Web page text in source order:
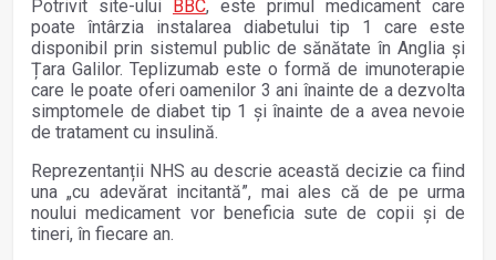
Potrivit site-ului BBC, este primul medicament care
poate întârzia instalarea diabetului tip 1 care este
disponibil prin sistemul public de sănătate în Anglia și
Țara Galilor. Teplizumab este o formă de imunoterapie
care le poate oferi oamenilor 3 ani înainte de a dezvolta
simptomele de diabet tip 1 și înainte de a avea nevoie
de tratament cu insulină.
Reprezentanții NHS au descrie această decizie ca fiind
una „cu adevărat incitantă”, mai ales că de pe urma
noului medicament vor beneficia sute de copii și de
tineri, în fiecare an.